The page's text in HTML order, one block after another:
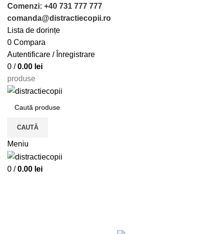
Comenzi: +40 731 777 777
comanda@distractiecopii.ro
Lista de dorințe
0 Compara
Autentificare / Înregistrare
0 / 0.00 lei
produse
CAUTĂ
Meniu
0 / 0.00 lei